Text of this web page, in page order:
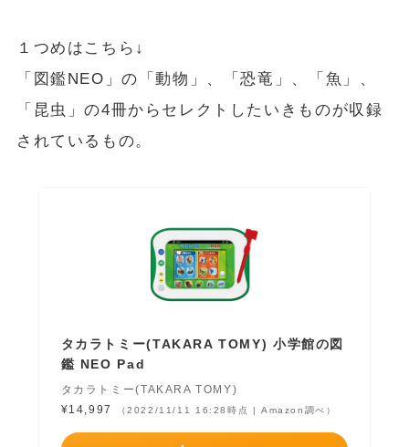
１つめはこちら↓
「図鑑NEO」の「動物」、「恐竜」、「魚」、
「昆虫」の4冊からセレクトしたいきものが収録
されているもの。
タカラトミー(TAKARA TOMY) 小学館の図
鑑 NEO Pad
タカラトミー(TAKARA TOMY)
¥14,997
（2022/11/11 16:28時点 | Amazon調べ）